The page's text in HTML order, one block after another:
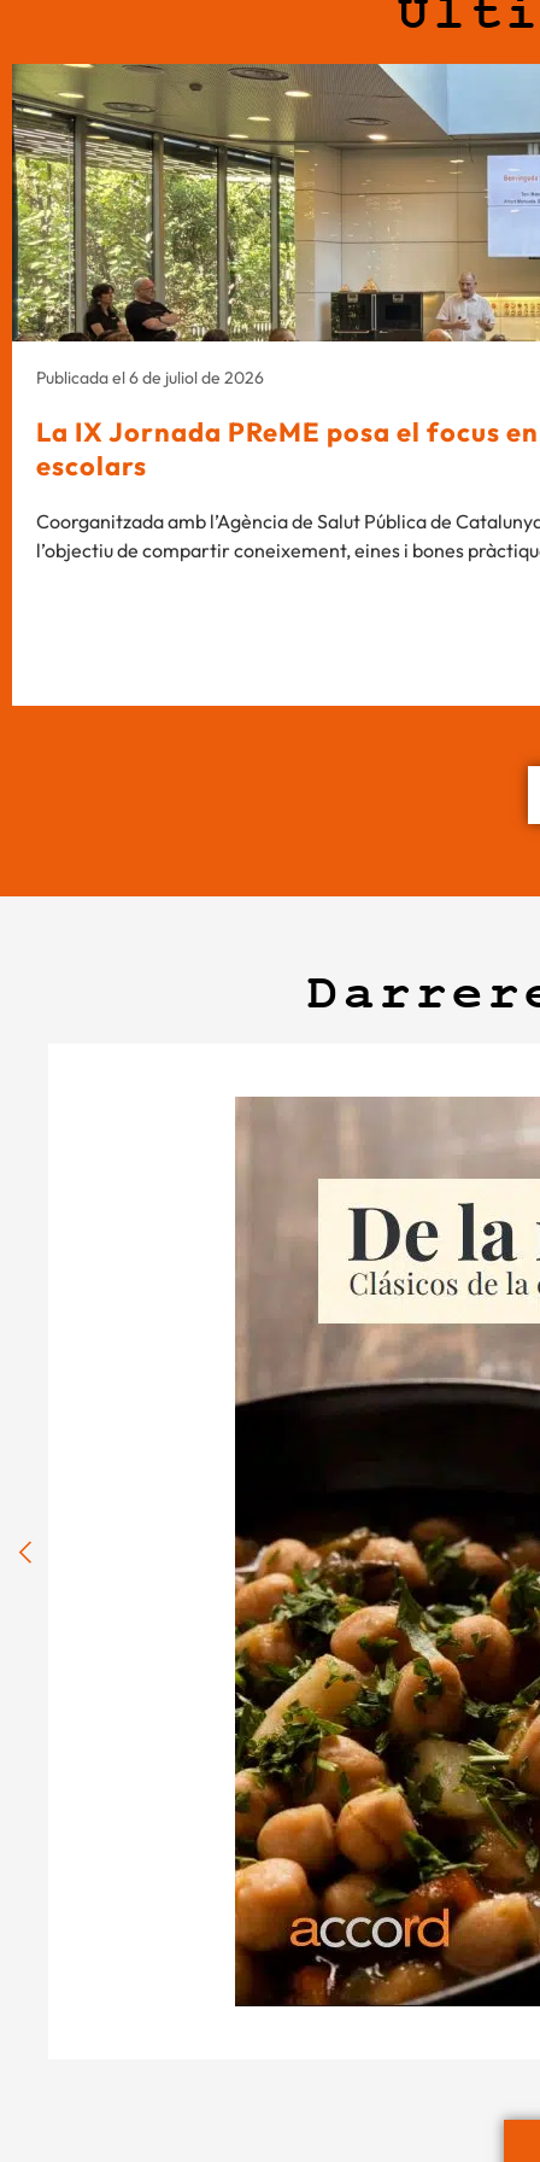
Publicada el 6 de juliol de 2026
La IX Jornada PReME posa el focus
escolars
Coorganitzada amb l’Agència de Salut Pública de
l’objectiu de compartir coneixement, eines i bones